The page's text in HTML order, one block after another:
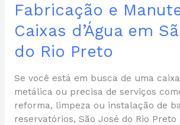
Fabricação e
Caixas d’Água em
do Rio Preto
Se você está em busca de uma caixa
metálica ou precisa de serviços
reforma, limpeza ou instalação de
reservatórios, São José do Rio